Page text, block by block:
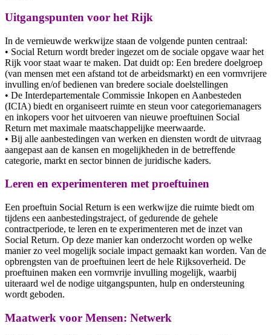
Uitgangspunten voor het Rijk
In de vernieuwde werkwijze staan de volgende punten centraal:
• Social Return wordt breder ingezet om de sociale opgave waar het
Rijk voor staat waar te maken. Dat duidt op: Een bredere doelgroep
(van mensen met een afstand tot de arbeidsmarkt) en een vormvrijere
invulling en/of bedienen van bredere sociale doelstellingen
• De Interdepartementale Commissie Inkopen en Aanbesteden
(ICIA) biedt en organiseert ruimte en steun voor categoriemanagers
en inkopers voor het uitvoeren van nieuwe proeftuinen Social
Return met maximale maatschappelijke meerwaarde.
• Bij alle aanbestedingen van werken en diensten wordt de uitvraag
aangepast aan de kansen en mogelijkheden in de betreffende
categorie, markt en sector binnen de juridische kaders.
Leren en experimenteren met proeftuinen
Een proeftuin Social Return is een werkwijze die ruimte biedt om
tijdens een aanbestedingstraject, of gedurende de gehele
contractperiode, te leren en te experimenteren met de inzet van
Social Return. Op deze manier kan onderzocht worden op welke
manier zo veel mogelijk sociale impact gemaakt kan worden. Van de
opbrengsten van de proeftuinen leert de hele Rijksoverheid. De
proeftuinen maken een vormvrije invulling mogelijk, waarbij
uiteraard wel de nodige uitgangspunten, hulp en ondersteuning
wordt geboden.
Maatwerk voor Mensen: Netwerk